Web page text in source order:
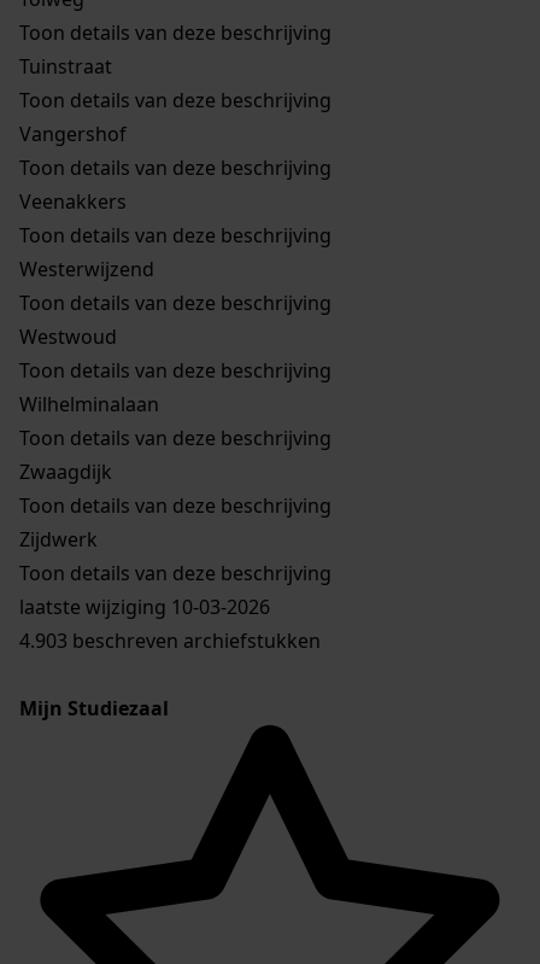
Toon details van deze beschrijving
Tuinstraat
Toon details van deze beschrijving
Vangershof
Toon details van deze beschrijving
Veenakkers
Toon details van deze beschrijving
Westerwijzend
Toon details van deze beschrijving
Westwoud
Toon details van deze beschrijving
Wilhelminalaan
Toon details van deze beschrijving
Zwaagdijk
Toon details van deze beschrijving
Zijdwerk
Toon details van deze beschrijving
laatste wijziging 10-03-2026
4.903 beschreven archiefstukken
Mijn Studiezaal